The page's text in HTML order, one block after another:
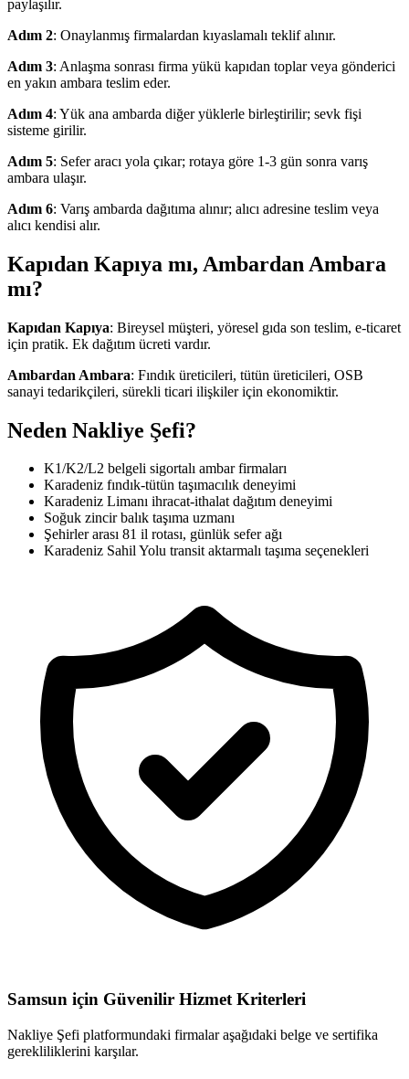
paylaşılır.
Adım 2: Onaylanmış firmalardan kıyaslamalı teklif alınır.
Adım 3: Anlaşma sonrası firma yükü kapıdan toplar veya gönderici
en yakın ambara teslim eder.
Adım 4: Yük ana ambarda diğer yüklerle birleştirilir; sevk fişi
sisteme girilir.
Adım 5: Sefer aracı yola çıkar; rotaya göre 1-3 gün sonra varış
ambara ulaşır.
Adım 6: Varış ambarda dağıtıma alınır; alıcı adresine teslim veya
alıcı kendisi alır.
Kapıdan Kapıya mı, Ambardan Ambara
mı?
Kapıdan Kapıya: Bireysel müşteri, yöresel gıda son teslim, e-ticaret
için pratik. Ek dağıtım ücreti vardır.
Ambardan Ambara: Fındık üreticileri, tütün üreticileri, OSB
sanayi tedarikçileri, sürekli ticari ilişkiler için ekonomiktir.
Neden Nakliye Şefi?
K1/K2/L2 belgeli sigortalı ambar firmaları
Karadeniz fındık-tütün taşımacılık deneyimi
Karadeniz Limanı ihracat-ithalat dağıtım deneyimi
Soğuk zincir balık taşıma uzmanı
Şehirler arası 81 il rotası, günlük sefer ağı
Karadeniz Sahil Yolu transit aktarmalı taşıma seçenekleri
Samsun için Güvenilir Hizmet Kriterleri
Nakliye Şefi platformundaki firmalar aşağıdaki belge ve sertifika
gerekliliklerini karşılar.